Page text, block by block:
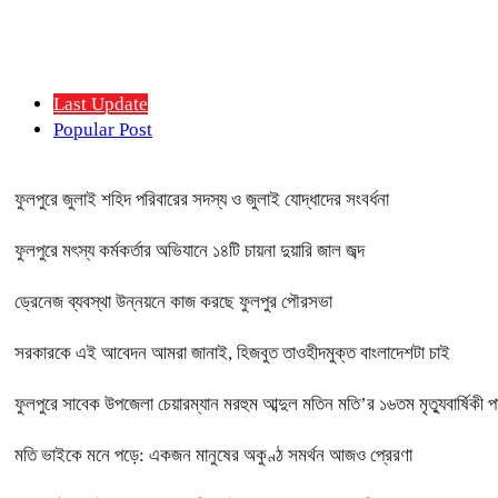
Last Update
Popular Post
ফুলপুরে জুলাই শহিদ পরিবারের সদস্য ও জুলাই যোদ্ধাদের সংবর্ধনা
ফুলপুরে মৎস্য কর্মকর্তার অভিযানে ১৪টি চায়না দুয়ারি জাল জব্দ
ড্রেনেজ ব্যবস্থা উন্নয়নে কাজ করছে ফুলপুর পৌরসভা
সরকারকে এই আবেদন আমরা জানাই, হিজবুত তাওহীদমুক্ত বাংলাদেশটা চাই
ফুলপুরে সাবেক উপজেলা চেয়ারম্যান মরহুম আব্দুল মতিন মতি’র ১৬তম মৃত্যুবার্ষিকী
মতি ভাইকে মনে পড়ে: একজন মানুষের অকুণ্ঠ সমর্থন আজও প্রেরণা